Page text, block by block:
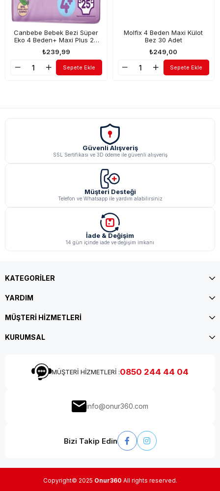
Canbebe Bebek Bezi Süper
Eko 4 Beden+ Maxi Plus 26
₺239,99
Sepete Ekle
Molfix 4 Beden Maxi Külot
Bez 30 Adet
₺249,00
Sepete Ekle
Güvenli Alışveriş
SSL Sertifikası ve 3D ödeme ile güvenli alışveriş
Müşteri Desteği
Telefon ve Whatsapp ile yardım alabilirsiniz
İade & Değişim
14 gün içinde iade ve değişim imkanı
KATEGORİLER
YARDIM
MÜŞTERİ HİZMETLERİ
KURUMSAL
MÜŞTERİ HİZMETLERİ :0850 244 44 04
info@onur360.com
Bizi Takip Edin
Copyright© 2025 Onur360 All rights reserved.